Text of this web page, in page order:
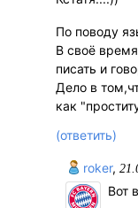
По поводу
В своё
писать и
Дело в
как
(ответить)
roker,
Вот